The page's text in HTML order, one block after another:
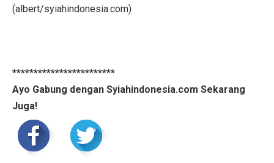
(albert/syiahindonesia.com)
************************
Ayo Gabung dengan Syiahindonesia.com Sekarang
Juga!